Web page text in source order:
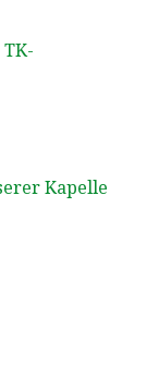
Kapelle